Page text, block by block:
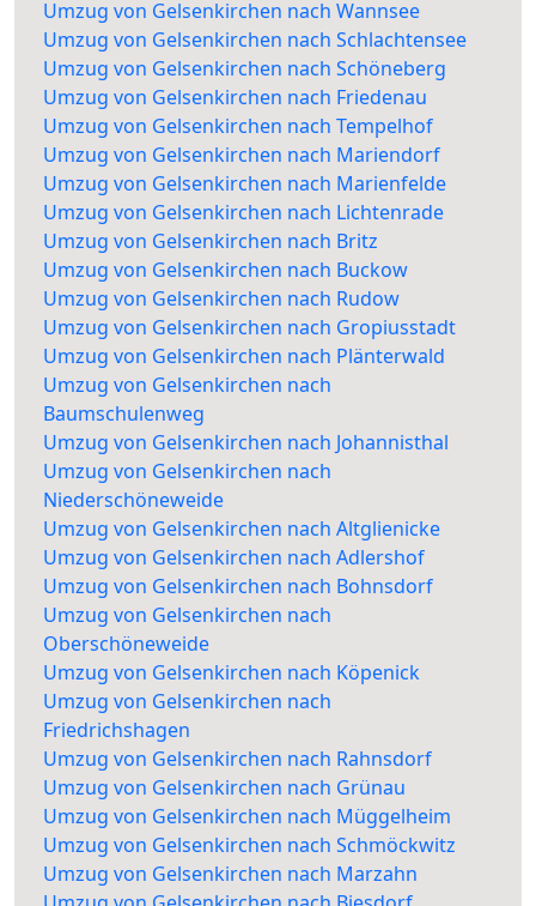
Umzug von Gelsenkirchen nach Wannsee
Umzug von Gelsenkirchen nach Schlachtensee
Umzug von Gelsenkirchen nach Schöneberg
Umzug von Gelsenkirchen nach Friedenau
Umzug von Gelsenkirchen nach Tempelhof
Umzug von Gelsenkirchen nach Mariendorf
Umzug von Gelsenkirchen nach Marienfelde
Umzug von Gelsenkirchen nach Lichtenrade
Umzug von Gelsenkirchen nach Britz
Umzug von Gelsenkirchen nach Buckow
Umzug von Gelsenkirchen nach Rudow
Umzug von Gelsenkirchen nach Gropiusstadt
Umzug von Gelsenkirchen nach Plänterwald
Umzug von Gelsenkirchen nach
Baumschulenweg
Umzug von Gelsenkirchen nach Johannisthal
Umzug von Gelsenkirchen nach
Niederschöneweide
Umzug von Gelsenkirchen nach Altglienicke
Umzug von Gelsenkirchen nach Adlershof
Umzug von Gelsenkirchen nach Bohnsdorf
Umzug von Gelsenkirchen nach
Oberschöneweide
Umzug von Gelsenkirchen nach Köpenick
Umzug von Gelsenkirchen nach
Friedrichshagen
Umzug von Gelsenkirchen nach Rahnsdorf
Umzug von Gelsenkirchen nach Grünau
Umzug von Gelsenkirchen nach Müggelheim
Umzug von Gelsenkirchen nach Schmöckwitz
Umzug von Gelsenkirchen nach Marzahn